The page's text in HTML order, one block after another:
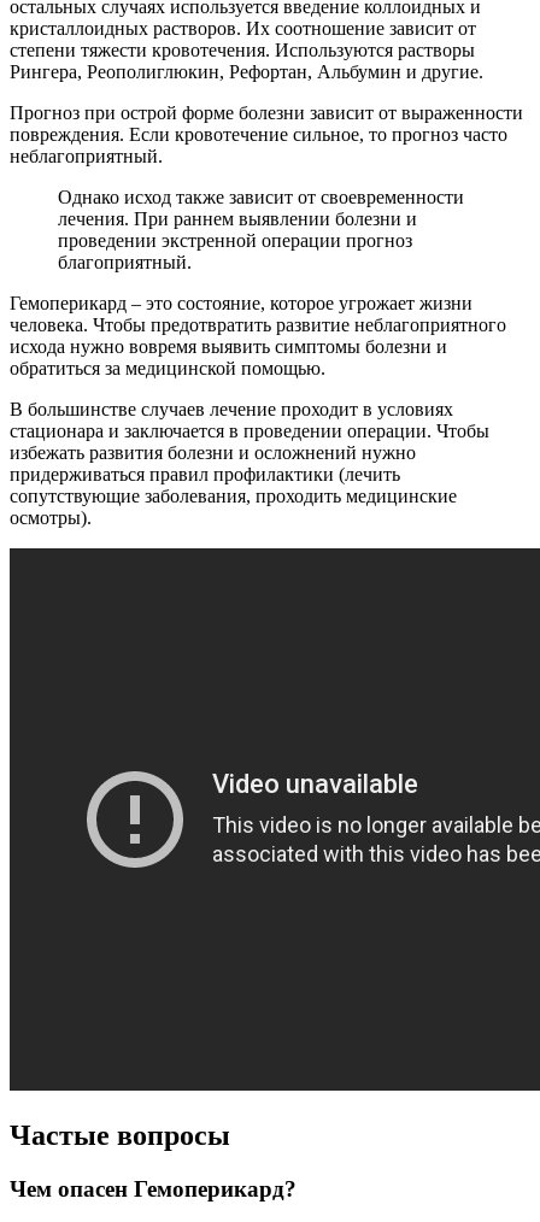
остальных случаях используется введение коллоидных и
кристаллоидных растворов. Их соотношение зависит от
степени тяжести кровотечения. Используются растворы
Рингера, Реополиглюкин, Рефортан, Альбумин и другие.
Прогноз при острой форме болезни зависит от выраженности
повреждения. Если кровотечение сильное, то прогноз часто
неблагоприятный.
Однако исход также зависит от своевременности
лечения. При раннем выявлении болезни и
проведении экстренной операции прогноз
благоприятный.
Гемоперикард – это состояние, которое угрожает жизни
человека. Чтобы предотвратить развитие неблагоприятного
исхода нужно вовремя выявить симптомы болезни и
обратиться за медицинской помощью.
В большинстве случаев лечение проходит в условиях
стационара и заключается в проведении операции. Чтобы
избежать развития болезни и осложнений нужно
придерживаться правил профилактики (лечить
сопутствующие заболевания, проходить медицинские
осмотры).
Частые вопросы
Чем опасен Гемоперикард?